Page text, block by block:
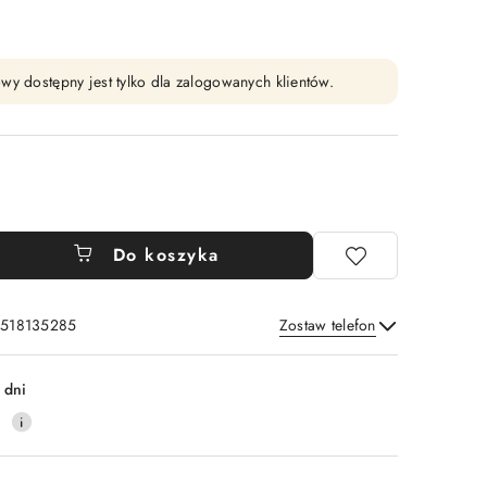
dostępny jest tylko dla zalogowanych klientów.
Do koszyka
Zostaw telefon
Wyślij
dni